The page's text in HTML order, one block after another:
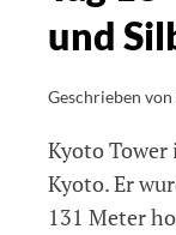
und
Geschrieben von
Kyoto Tower
Kyoto. Er
131 Meter